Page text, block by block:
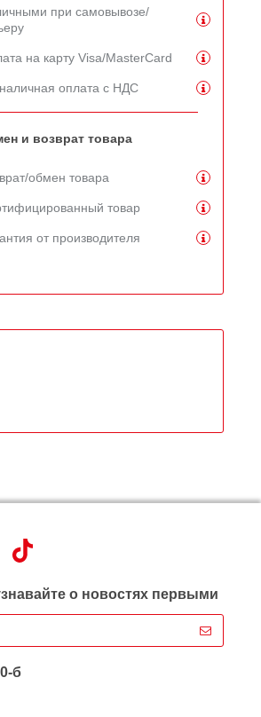
при самовывозе/
на карту Visa/MasterCard
оплата с НДС
и возврат товара
обмен товара
товар
от производителя
о новостях первыми
б